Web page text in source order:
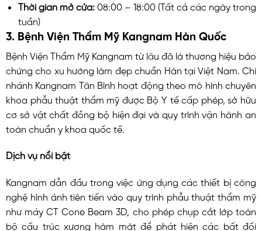
Thời gian mở cửa:08:00 – 18:00 (Tất cả các ngày trong
tuần)
3. Bệnh Viện Thẩm Mỹ Kangnam Hàn Quốc
Bệnh Viện Thẩm Mỹ Kangnam từ lâu đã là thương hiệu bảo
chứng cho xu hướng làm đẹp chuẩn Hàn tại Việt Nam. Chi
nhánh Kangnam Tân Bình hoạt động theo mô hình chuyên
khoa phẫu thuật thẩm mỹ được Bộ Y tế cấp phép, sở hữu
cơ sở vật chất đồng bộ hiện đại và quy trình vận hành an
toàn chuẩn y khoa quốc tế.
Dịch vụ nổi bật
Kangnam dẫn đầu trong việc ứng dụng các thiết bị công
nghệ hình ảnh tiên tiến vào quy trình phẫu thuật thẩm mỹ
như máy CT Cone Beam 3D, cho phép chụp cắt lớp toàn
bộ cấu trúc xương hàm mặt để phát hiện các bất đối